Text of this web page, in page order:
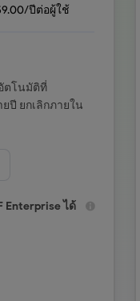
/ปีต่อผู้ใช้
ตโนมัติที่
ยปี ยกเลิกภายใน
Enterprise ได้